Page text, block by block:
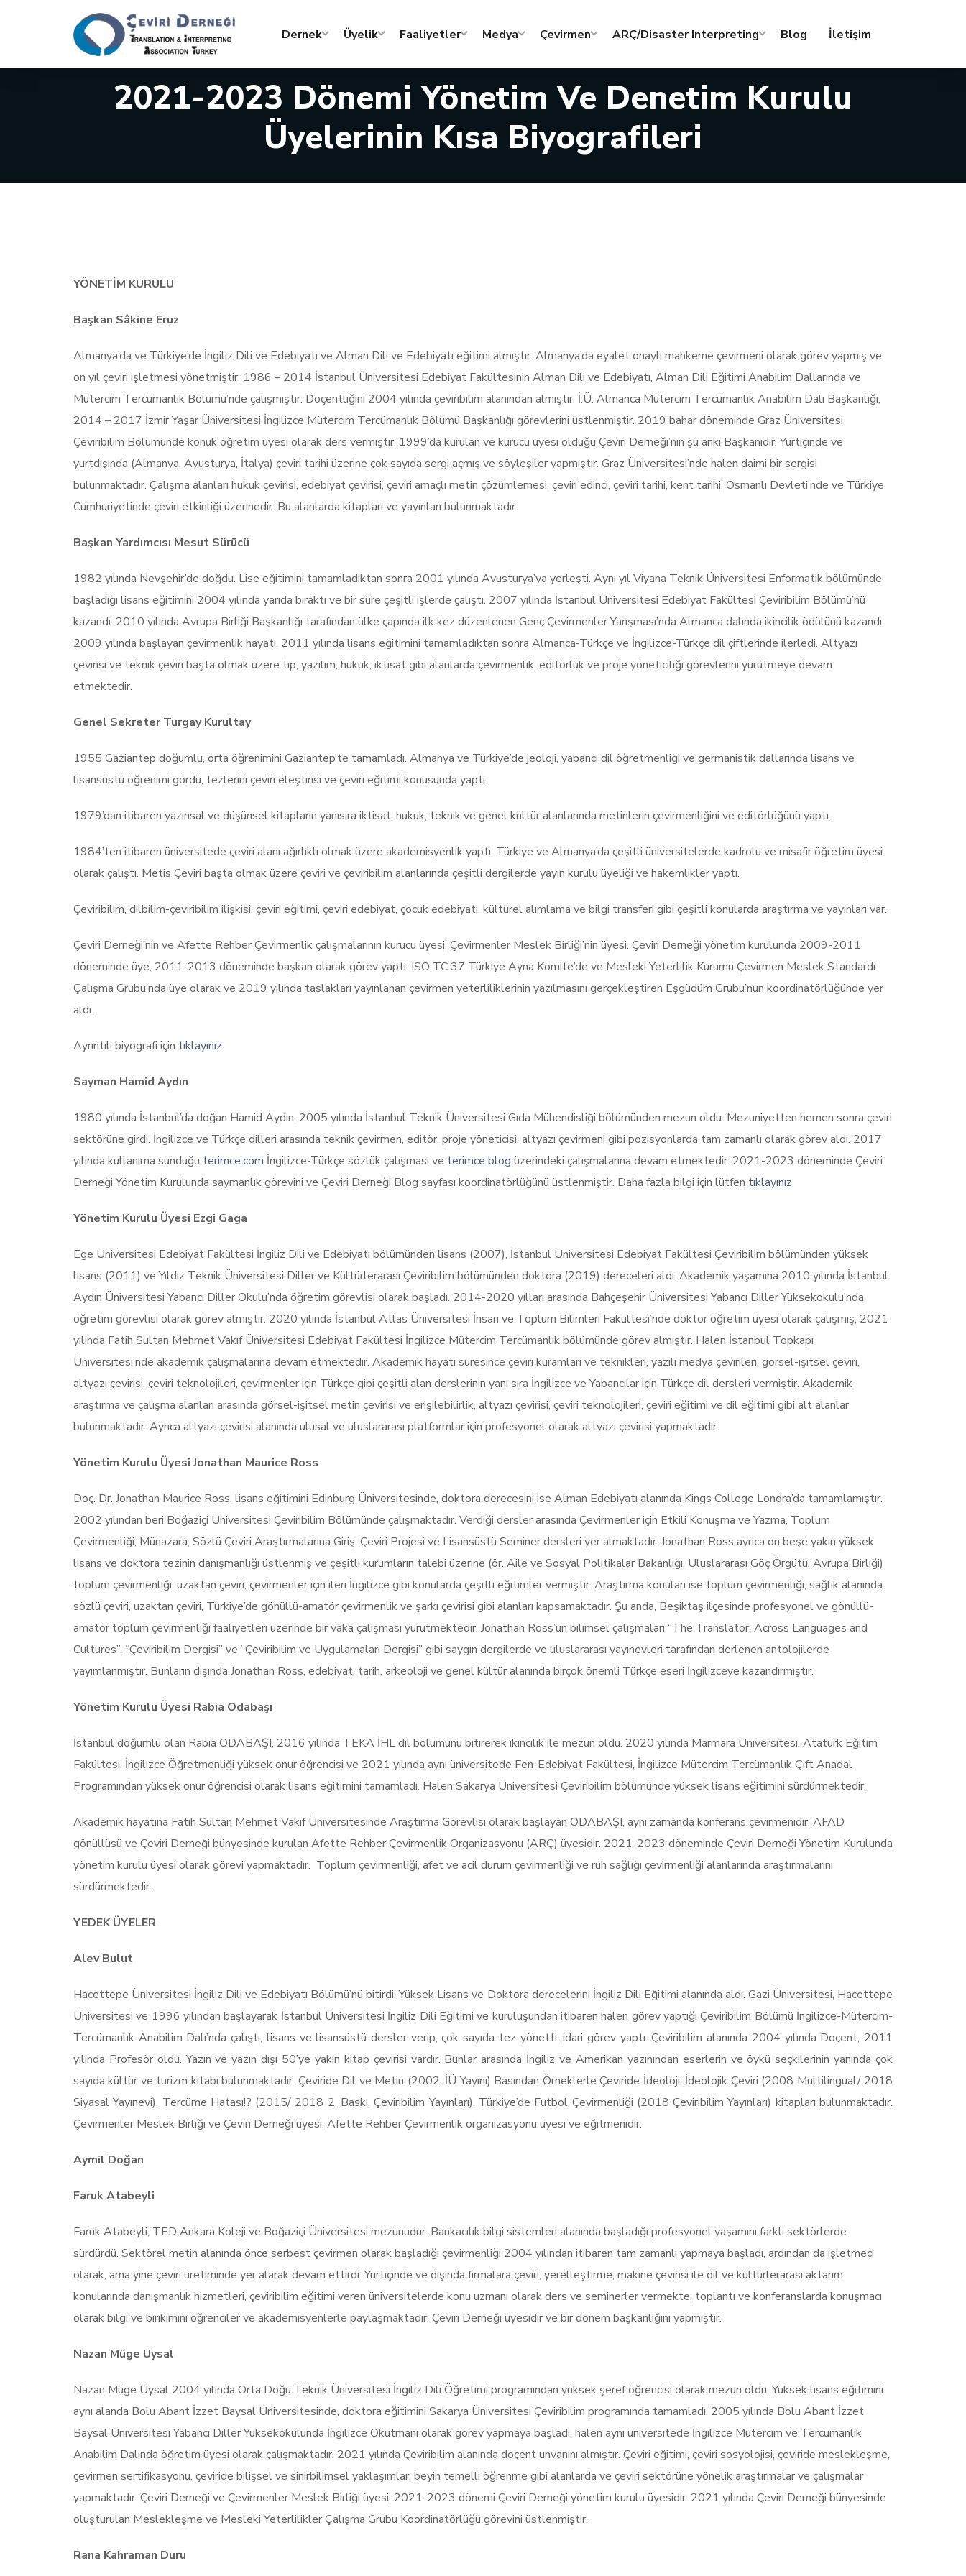
Dernek Üyelik Faaliyetler Medya Çevirmen ARÇ/Disaster Interpreting Blog İletişim
2021-2023 Dönemi Yönetim Ve Denetim Kurulu
Üyelerinin Kısa Biyografileri
YÖNETİM KURULU
Başkan Sâkine Eruz
Almanya’da ve Türkiye’de İngiliz Dili ve Edebiyatı ve Alman Dili ve Edebiyatı eğitimi almıştır. Almanya’da eyalet onaylı mahkeme çevirmeni olarak görev yapmış ve
on yıl çeviri işletmesi yönetmiştir. 1986 – 2014 İstanbul Üniversitesi Edebiyat Fakültesinin Alman Dili ve Edebiyatı, Alman Dili Eğitimi Anabilim Dallarında ve
Mütercim Tercümanlık Bölümü’nde çalışmıştır. Doçentliğini 2004 yılında çeviribilim alanından almıştır. İ.Ü. Almanca Mütercim Tercümanlık Anabilim Dalı Başkanlığı,
2014 – 2017 İzmir Yaşar Üniversitesi İngilizce Mütercim Tercümanlık Bölümü Başkanlığı görevlerini üstlenmiştir. 2019 bahar döneminde Graz Üniversitesi
Çeviribilim Bölümünde konuk öğretim üyesi olarak ders vermiştir. 1999’da kurulan ve kurucu üyesi olduğu Çeviri Derneği’nin şu anki Başkanıdır. Yurtiçinde ve
yurtdışında (Almanya, Avusturya, İtalya) çeviri tarihi üzerine çok sayıda sergi açmış ve söyleşiler yapmıştır. Graz Üniversitesi’nde halen daimi bir sergisi
bulunmaktadır. Çalışma alanları hukuk çevirisi, edebiyat çevirisi, çeviri amaçlı metin çözümlemesi, çeviri edinci, çeviri tarihi, kent tarihi, Osmanlı Devleti’nde ve Türkiye
Cumhuriyetinde çeviri etkinliği üzerinedir. Bu alanlarda kitapları ve yayınları bulunmaktadır.
Başkan Yardımcısı Mesut Sürücü
1982 yılında Nevşehir’de doğdu. Lise eğitimini tamamladıktan sonra 2001 yılında Avusturya’ya yerleşti. Aynı yıl Viyana Teknik Üniversitesi Enformatik bölümünde
başladığı lisans eğitimini 2004 yılında yarıda bıraktı ve bir süre çeşitli işlerde çalıştı. 2007 yılında İstanbul Üniversitesi Edebiyat Fakültesi Çeviribilim Bölümü’nü
kazandı. 2010 yılında Avrupa Birliği Başkanlığı tarafından ülke çapında ilk kez düzenlenen Genç Çevirmenler Yarışması’nda Almanca dalında ikincilik ödülünü kazandı.
2009 yılında başlayan çevirmenlik hayatı, 2011 yılında lisans eğitimini tamamladıktan sonra Almanca-Türkçe ve İngilizce-Türkçe dil çiftlerinde ilerledi. Altyazı
çevirisi ve teknik çeviri başta olmak üzere tıp, yazılım, hukuk, iktisat gibi alanlarda çevirmenlik, editörlük ve proje yöneticiliği görevlerini yürütmeye devam
etmektedir.
Genel Sekreter Turgay Kurultay
1955 Gaziantep doğumlu, orta öğrenimini Gaziantep’te tamamladı. Almanya ve Türkiye’de jeoloji, yabancı dil öğretmenliği ve germanistik dallarında lisans ve
lisansüstü öğrenimi gördü, tezlerini çeviri eleştirisi ve çeviri eğitimi konusunda yaptı.
1979’dan itibaren yazınsal ve düşünsel kitapların yanısıra iktisat, hukuk, teknik ve genel kültür alanlarında metinlerin çevirmenliğini ve editörlüğünü yaptı.
1984’ten itibaren üniversitede çeviri alanı ağırlıklı olmak üzere akademisyenlik yaptı. Türkiye ve Almanya’da çeşitli üniversitelerde kadrolu ve misafir öğretim üyesi
olarak çalıştı. Metis Çeviri başta olmak üzere çeviri ve çeviribilim alanlarında çeşitli dergilerde yayın kurulu üyeliği ve hakemlikler yaptı.
Çeviribilim, dilbilim-çeviribilim ilişkisi, çeviri eğitimi, çeviri edebiyat, çocuk edebiyatı, kültürel alımlama ve bilgi transferi gibi çeşitli konularda araştırma ve yayınları var.
Çeviri Derneği’nin ve Afette Rehber Çevirmenlik çalışmalarının kurucu üyesi, Çevirmenler Meslek Birliği’nin üyesi. Çeviri Derneği yönetim kurulunda 2009-2011
döneminde üye, 2011-2013 döneminde başkan olarak görev yaptı. ISO TC 37 Türkiye Ayna Komite’de ve Mesleki Yeterlilik Kurumu Çevirmen Meslek Standardı
Çalışma Grubu’nda üye olarak ve 2019 yılında taslakları yayınlanan çevirmen yeterliliklerinin yazılmasını gerçekleştiren Eşgüdüm Grubu’nun koordinatörlüğünde yer
aldı.
Ayrıntılı biyografi için tıklayınız
Sayman Hamid Aydın
1980 yılında İstanbul’da doğan Hamid Aydın, 2005 yılında İstanbul Teknik Üniversitesi Gıda Mühendisliği bölümünden mezun oldu. Mezuniyetten hemen sonra çeviri
sektörüne girdi. İngilizce ve Türkçe dilleri arasında teknik çevirmen, editör, proje yöneticisi, altyazı çevirmeni gibi pozisyonlarda tam zamanlı olarak görev aldı. 2017
yılında kullanıma sunduğu terimce.com İngilizce-Türkçe sözlük çalışması ve terimce blog üzerindeki çalışmalarına devam etmektedir. 2021-2023 döneminde Çeviri
Derneği Yönetim Kurulunda saymanlık görevini ve Çeviri Derneği Blog sayfası koordinatörlüğünü üstlenmiştir. Daha fazla bilgi için lütfen tıklayınız.
Yönetim Kurulu Üyesi Ezgi Gaga
Ege Üniversitesi Edebiyat Fakültesi İngiliz Dili ve Edebiyatı bölümünden lisans (2007), İstanbul Üniversitesi Edebiyat Fakültesi Çeviribilim bölümünden yüksek
lisans (2011) ve Yıldız Teknik Üniversitesi Diller ve Kültürlerarası Çeviribilim bölümünden doktora (2019) dereceleri aldı. Akademik yaşamına 2010 yılında İstanbul
Aydın Üniversitesi Yabancı Diller Okulu’nda öğretim görevlisi olarak başladı. 2014-2020 yılları arasında Bahçeşehir Üniversitesi Yabancı Diller Yüksekokulu’nda
öğretim görevlisi olarak görev almıştır. 2020 yılında İstanbul Atlas Üniversitesi İnsan ve Toplum Bilimleri Fakültesi’nde doktor öğretim üyesi olarak çalışmış, 2021
yılında Fatih Sultan Mehmet Vakıf Üniversitesi Edebiyat Fakültesi İngilizce Mütercim Tercümanlık bölümünde görev almıştır. Halen İstanbul Topkapı
Üniversitesi’nde akademik çalışmalarına devam etmektedir. Akademik hayatı süresince çeviri kuramları ve teknikleri, yazılı medya çevirileri, görsel-işitsel çeviri,
altyazı çevirisi, çeviri teknolojileri, çevirmenler için Türkçe gibi çeşitli alan derslerinin yanı sıra İngilizce ve Yabancılar için Türkçe dil dersleri vermiştir. Akademik
araştırma ve çalışma alanları arasında görsel-işitsel metin çevirisi ve erişilebilirlik, altyazı çevirisi, çeviri teknolojileri, çeviri eğitimi ve dil eğitimi gibi alt alanlar
bulunmaktadır. Ayrıca altyazı çevirisi alanında ulusal ve uluslararası platformlar için profesyonel olarak altyazı çevirisi yapmaktadır.
Yönetim Kurulu Üyesi Jonathan Maurice Ross
Doç. Dr. Jonathan Maurice Ross, lisans eğitimini Edinburg Üniversitesinde, doktora derecesini ise Alman Edebiyatı alanında Kings College Londra’da tamamlamıştır.
2002 yılından beri Boğaziçi Üniversitesi Çeviribilim Bölümünde çalışmaktadır. Verdiği dersler arasında Çevirmenler için Etkili Konuşma ve Yazma, Toplum
Çevirmenliği, Münazara, Sözlü Çeviri Araştırmalarına Giriş, Çeviri Projesi ve Lisansüstü Seminer dersleri yer almaktadır. Jonathan Ross ayrıca on beşe yakın yüksek
lisans ve doktora tezinin danışmanlığı üstlenmiş ve çeşitli kurumların talebi üzerine (ör. Aile ve Sosyal Politikalar Bakanlığı, Uluslararası Göç Örgütü, Avrupa Birliği)
toplum çevirmenliği, uzaktan çeviri, çevirmenler için ileri İngilizce gibi konularda çeşitli eğitimler vermiştir. Araştırma konuları ise toplum çevirmenliği, sağlık alanında
sözlü çeviri, uzaktan çeviri, Türkiye’de gönüllü-amatör çevirmenlik ve şarkı çevirisi gibi alanları kapsamaktadır. Şu anda, Beşiktaş ilçesinde profesyonel ve gönüllü-
amatör toplum çevirmenliği faaliyetleri üzerinde bir vaka çalışması yürütmektedir. Jonathan Ross’un bilimsel çalışmaları “The Translator, Across Languages and
Cultures”, “Çeviribilim Dergisi” ve “Çeviribilim ve Uygulamaları Dergisi” gibi saygın dergilerde ve uluslararası yayınevleri tarafından derlenen antolojilerde
yayımlanmıştır. Bunların dışında Jonathan Ross, edebiyat, tarih, arkeoloji ve genel kültür alanında birçok önemli Türkçe eseri İngilizceye kazandırmıştır.
Yönetim Kurulu Üyesi Rabia Odabaşı
İstanbul doğumlu olan Rabia ODABAŞI, 2016 yılında TEKA İHL dil bölümünü bitirerek ikincilik ile mezun oldu. 2020 yılında Marmara Üniversitesi, Atatürk Eğitim
Fakültesi, İngilizce Öğretmenliği yüksek onur öğrencisi ve 2021 yılında aynı üniversitede Fen-Edebiyat Fakültesi, İngilizce Mütercim Tercümanlık Çift Anadal
Programından yüksek onur öğrencisi olarak lisans eğitimini tamamladı. Halen Sakarya Üniversitesi Çeviribilim bölümünde yüksek lisans eğitimini sürdürmektedir.
Akademik hayatına Fatih Sultan Mehmet Vakıf Üniversitesinde Araştırma Görevlisi olarak başlayan ODABAŞI, aynı zamanda konferans çevirmenidir. AFAD
gönüllüsü ve Çeviri Derneği bünyesinde kurulan Afette Rehber Çevirmenlik Organizasyonu (ARÇ) üyesidir. 2021-2023 döneminde Çeviri Derneği Yönetim Kurulunda
yönetim kurulu üyesi olarak görevi yapmaktadır. Toplum çevirmenliği, afet ve acil durum çevirmenliği ve ruh sağlığı çevirmenliği alanlarında araştırmalarını
sürdürmektedir.
YEDEK ÜYELER
Alev Bulut
Hacettepe Üniversitesi İngiliz Dili ve Edebiyatı Bölümü’nü bitirdi. Yüksek Lisans ve Doktora derecelerini İngiliz Dili Eğitimi alanında aldı. Gazi Üniversitesi, Hacettepe
Üniversitesi ve 1996 yılından başlayarak İstanbul Üniversitesi İngiliz Dili Eğitimi ve kuruluşundan itibaren halen görev yaptığı Çeviribilim Bölümü İngilizce-Mütercim-
Tercümanlık Anabilim Dalı’nda çalıştı, lisans ve lisansüstü dersler verip, çok sayıda tez yönetti, idari görev yaptı. Çeviribilim alanında 2004 yılında Doçent, 2011
yılında Profesör oldu. Yazın ve yazın dışı 50’ye yakın kitap çevirisi vardır. Bunlar arasında İngiliz ve Amerikan yazınından eserlerin ve öykü seçkilerinin yanında çok
sayıda kültür ve turizm kitabı bulunmaktadır. Çeviride Dil ve Metin (2002, İÜ Yayını) Basından Örneklerle Çeviride İdeoloji: İdeolojik Çeviri (2008 Multilingual/ 2018
Siyasal Yayınevi), Tercüme Hatası!? (2015/ 2018 2. Baskı, Çeviribilim Yayınları), Türkiye’de Futbol Çevirmenliği (2018 Çeviribilim Yayınları) kitapları bulunmaktadır.
Çevirmenler Meslek Birliği ve Çeviri Derneği üyesi, Afette Rehber Çevirmenlik organizasyonu üyesi ve eğitmenidir.
Aymil Doğan
Faruk Atabeyli
Faruk Atabeyli, TED Ankara Koleji ve Boğaziçi Üniversitesi mezunudur. Bankacılık bilgi sistemleri alanında başladığı profesyonel yaşamını farklı sektörlerde
sürdürdü. Sektörel metin alanında önce serbest çevirmen olarak başladığı çevirmenliği 2004 yılından itibaren tam zamanlı yapmaya başladı, ardından da işletmeci
olarak, ama yine çeviri üretiminde yer alarak devam ettirdi. Yurtiçinde ve dışında firmalara çeviri, yerelleştirme, makine çevirisi ile dil ve kültürlerarası aktarım
konularında danışmanlık hizmetleri, çeviribilim eğitimi veren üniversitelerde konu uzmanı olarak ders ve seminerler vermekte, toplantı ve konferanslarda konuşmacı
olarak bilgi ve birikimini öğrenciler ve akademisyenlerle paylaşmaktadır. Çeviri Derneği üyesidir ve bir dönem başkanlığını yapmıştır.
Nazan Müge Uysal
Nazan Müge Uysal 2004 yılında Orta Doğu Teknik Üniversitesi İngiliz Dili Öğretimi programından yüksek şeref öğrencisi olarak mezun oldu. Yüksek lisans eğitimini
aynı alanda Bolu Abant İzzet Baysal Üniversitesinde, doktora eğitimini Sakarya Üniversitesi Çeviribilim programında tamamladı. 2005 yılında Bolu Abant İzzet
Baysal Üniversitesi Yabancı Diller Yüksekokulunda İngilizce Okutmanı olarak görev yapmaya başladı, halen aynı üniversitede İngilizce Mütercim ve Tercümanlık
Anabilim Dalında öğretim üyesi olarak çalışmaktadır. 2021 yılında Çeviribilim alanında doçent unvanını almıştır. Çeviri eğitimi, çeviri sosyolojisi, çeviride meslekleşme,
çevirmen sertifikasyonu, çeviride bilişsel ve sinirbilimsel yaklaşımlar, beyin temelli öğrenme gibi alanlarda ve çeviri sektörüne yönelik araştırmalar ve çalışmalar
yapmaktadır. Çeviri Derneği ve Çevirmenler Meslek Birliği üyesi, 2021-2023 dönemi Çeviri Derneği yönetim kurulu üyesidir. 2021 yılında Çeviri Derneği bünyesinde
oluşturulan Meslekleşme ve Mesleki Yeterlilikler Çalışma Grubu Koordinatörlüğü görevini üstlenmiştir.
Rana Kahraman Duru